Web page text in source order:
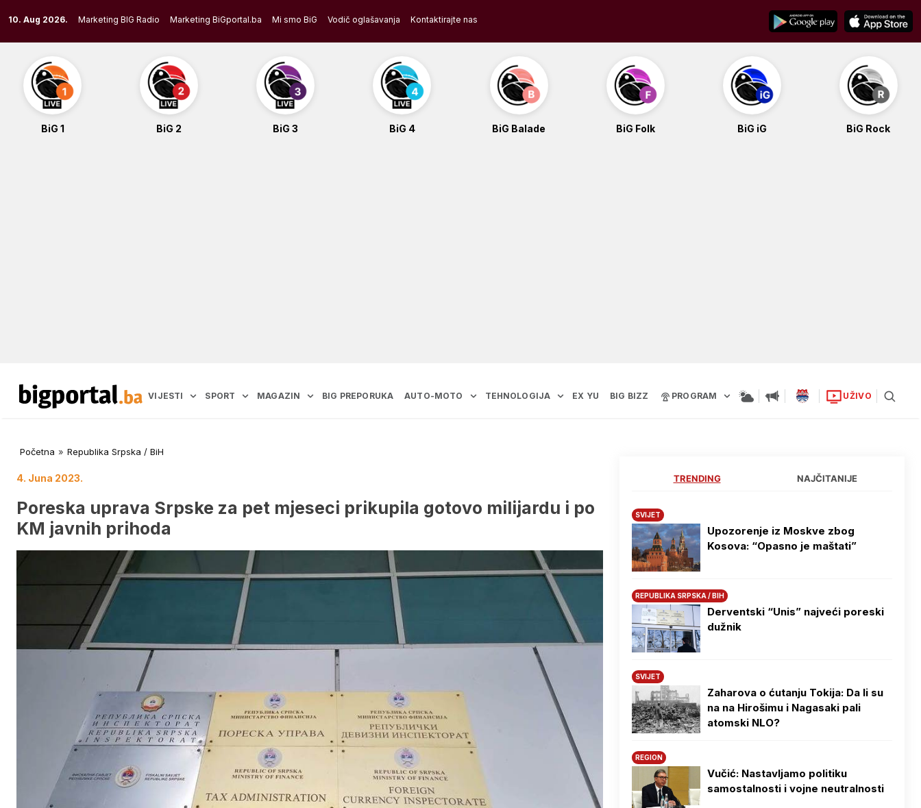
content
10. Aug 2026. Marketing BIG Radio Marketing BiGportal.ba Mi smo BiG Vodič oglašavanja Kontaktirajte nas
BiG 1 BiG 2 BiG 3 BiG 4 BiG Balade BiG Folk BiG iG BiG Rock
VIJESTI SPORT MAGAZIN BIG PREPORUKA AUTO-MOTO TEHNOLOGIJA EX YU BIG BIZZ PROGRAM UŽIVO
Početna » Republika Srpska / BiH
4. Juna 2023.
Poreska uprava Srpske za pet mjeseci prikupila gotovo milijardu i po
KM javnih prihoda
TRENDING NAJČITANIJE
SVIJET
Upozorenje iz Moskve zbog
Kosova: “Opasno je maštati”
REPUBLIKA SRPSKA / BIH
Derventski “Unis” najveći poreski
dužnik
SVIJET
Zaharova o ćutanju Tokija: Da li su
na na Hirošimu i Nagasaki pali
atomski NLO?
REGION
Vučić: Nastavljamo politiku
samostalnosti i vojne neutralnosti